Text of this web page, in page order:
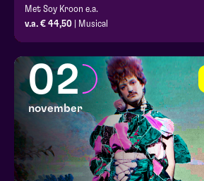
Met Soy Kroon e.a.
v.a. € 44,50 | Musical
02
november